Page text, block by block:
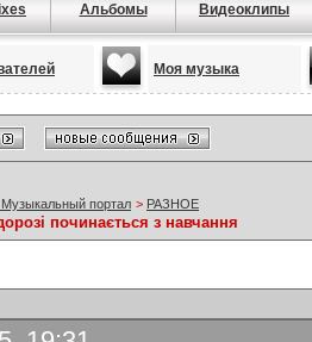
Альбомы Видеоклипы
Моя музыка
портал > РАЗНОЕ
починається з навчання